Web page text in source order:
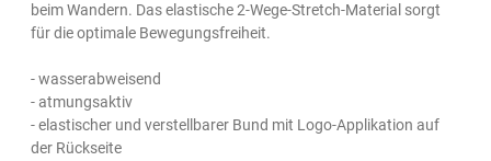
beim Wandern. Das elastische 2-Wege-Stretch-Material sorgt
für die optimale Bewegungsfreiheit.
- wasserabweisend
- atmungsaktiv
- elastischer und verstellbarer Bund mit Logo-Applikation auf
der Rückseite